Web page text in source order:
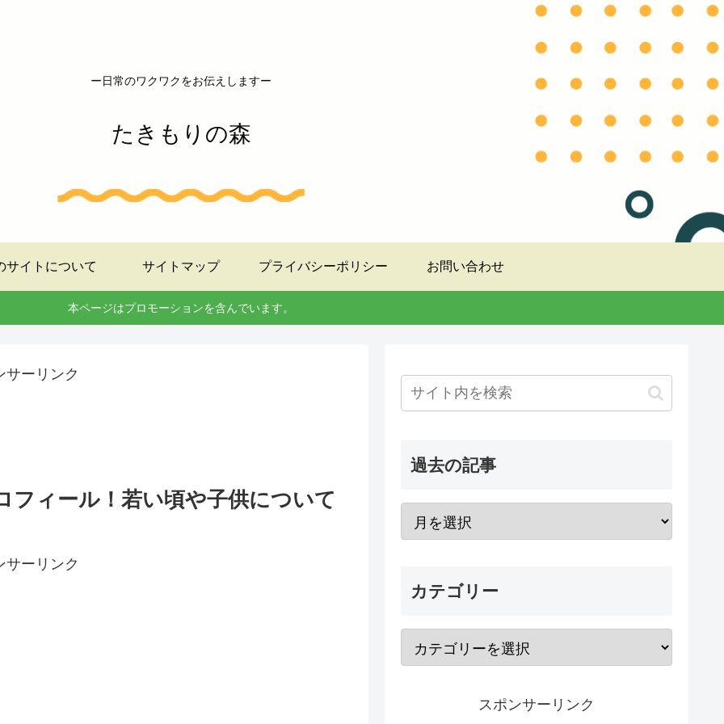
ー日常のワクワクをお伝えしますー
たきもりの森
サイトについて サイトマップ プライバシーポリシー お問い合わせ
本ページはプロモーションを含んでいます。
サーリンク
フィール！若い頃や子供について
サーリンク
過去の記事
カテゴリー
スポンサーリンク